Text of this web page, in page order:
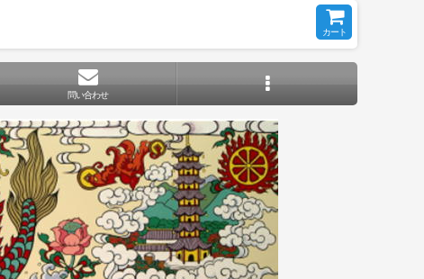
カート
問い合わせ